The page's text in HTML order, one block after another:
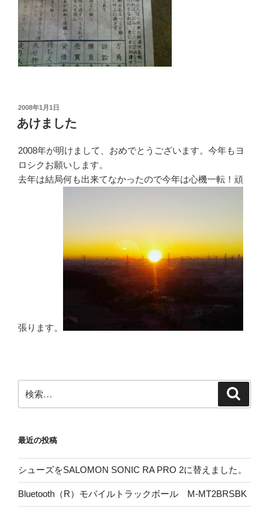
投
稿
日:
2008年1月1日
あけました
2008年が明けまして、おめでとうございます。今年もヨ
ロシクお願いします。
去年は結局何も出来てなかったので今年は心機一転！頑
張ります。
索:
最近の投稿
シューズをSALOMON SONIC RA PRO 2に替えました。
Bluetooth（R）モバイルトラックボール M-MT2BRSBK